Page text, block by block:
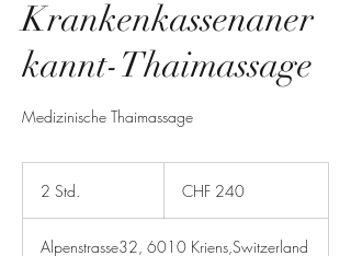
Krankenkassenaner
kannt-Thaimassage
Medizinische Thaimassage
2 Std.
Franken
CHF 240
Alpenstrasse32, 6010 Kriens,Switzerland